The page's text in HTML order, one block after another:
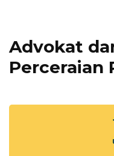
Advokat
Perceraian